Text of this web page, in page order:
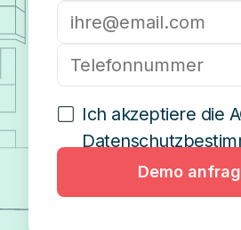
Ich akzeptiere die
Demo